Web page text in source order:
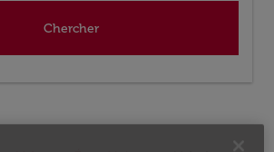
Chercher